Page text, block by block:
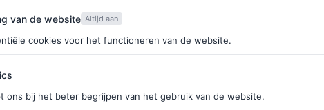
of een slechte stoelgang. Maar vervang je
later meer.
Meets Wellness, zegt dat kokoswater caloriearm is
de website
van de website Altijd aan
cookies voor het functioneren van de website.
ons bij het beter begrijpen van het gebruik van de website.